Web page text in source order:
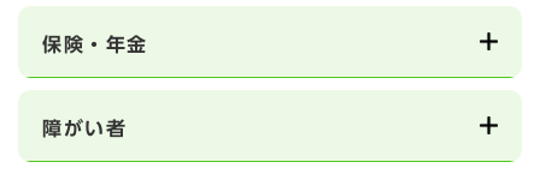
保険・年金
障がい者